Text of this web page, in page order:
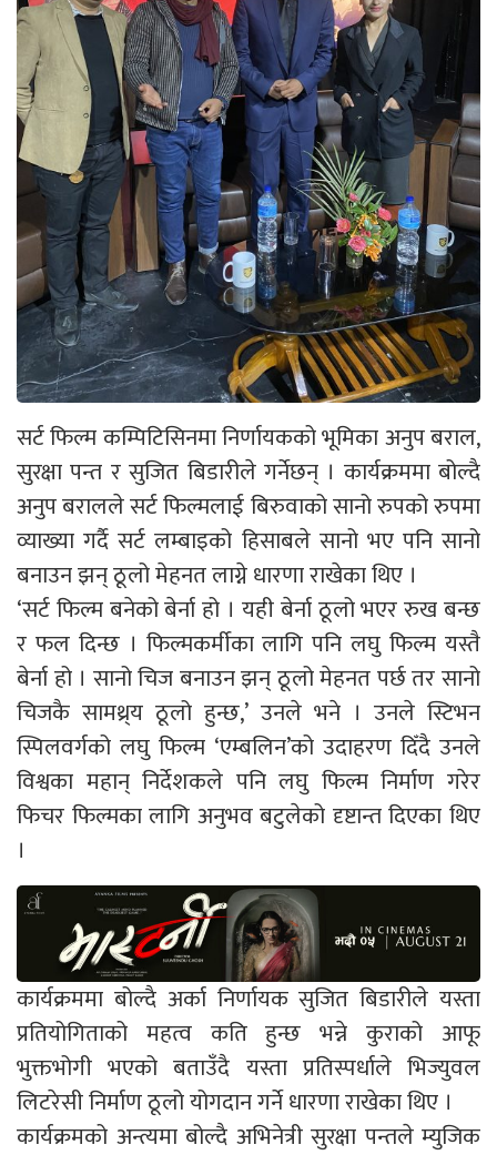
सर्ट फिल्म कम्पिटिसिनमा निर्णायकको भूमिका अनुप बराल,
सुरक्षा पन्त र सुजित बिडारीले गर्नेछन् । कार्यक्रममा बोल्दै
अनुप बरालले सर्ट फिल्मलाई बिरुवाको सानो रुपको रुपमा
व्याख्या गर्दै सर्ट लम्बाइको हिसाबले सानो भए पनि सानो
बनाउन झन् ठूलो मेहनत लाग्ने धारणा राखेका थिए ।
‘सर्ट फिल्म बनेको बेर्ना हो । यही बेर्ना ठूलो भएर रुख बन्छ
र फल दिन्छ । फिल्मकर्मीका लागि पनि लघु फिल्म यस्तै
बेर्ना हो । सानो चिज बनाउन झन् ठूलो मेहनत पर्छ तर सानो
चिजकै सामथ्र्य ठूलो हुन्छ,’ उनले भने । उनले स्टिभन
स्पिलवर्गको लघु फिल्म ‘एम्बलिन’को उदाहरण दिँदै उनले
विश्वका महान् निर्देशकले पनि लघु फिल्म निर्माण गरेर
फिचर फिल्मका लागि अनुभव बटुलेको दृष्टान्त दिएका थिए
।
कार्यक्रममा बोल्दै अर्का निर्णायक सुजित बिडारीले यस्ता
प्रतियोगिताको महत्व कति हुन्छ भन्ने कुराको आफू
भुक्तभोगी भएको बताउँदै यस्ता प्रतिस्पर्धाले भिज्युवल
लिटरेसी निर्माण ठूलो योगदान गर्ने धारणा राखेका थिए ।
कार्यक्रमको अन्त्यमा बोल्दै अभिनेत्री सुरक्षा पन्तले म्युजिक